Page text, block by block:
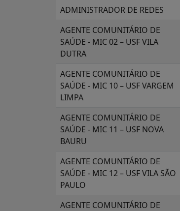
ADMINISTRADOR DE REDES
AGENTE COMUNITÁRIO DE
SAÚDE - MIC 02 – USF VILA
DUTRA
AGENTE COMUNITÁRIO DE
SAÚDE - MIC 10 – USF VARGEM
LIMPA
AGENTE COMUNITÁRIO DE
SAÚDE - MIC 11 – USF NOVA
BAURU
AGENTE COMUNITÁRIO DE
SAÚDE - MIC 12 – USF VILA SÃO
PAULO
AGENTE COMUNITÁRIO DE